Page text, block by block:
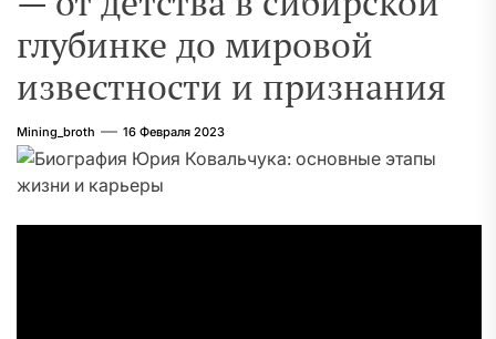
глубинке до мировой
известности и признания
Mining_broth 16 Февраля 2023